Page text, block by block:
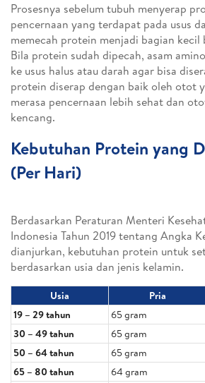
Prosesnya sebelum tubuh menyerap
pencernaan yang terdapat pada usus
memecah protein menjadi bagian kecil
Bila protein sudah dipecah, asam
ke usus halus atau darah agar bisa
protein diserap dengan baik oleh otot
merasa pencernaan lebih sehat dan
kencang.
Kebutuhan Protein yang
(Per Hari)
Berdasarkan Peraturan Menteri
Indonesia Tahun 2019 tentang Angka
dianjurkan, kebutuhan protein untuk
berdasarkan usia dan jenis kelamin.
Usia Pria
19 – 29 tahun
65 gram
30 – 49 tahun
65 gram
50 – 64 tahun
65 gram
65 – 80 tahun
64 gram